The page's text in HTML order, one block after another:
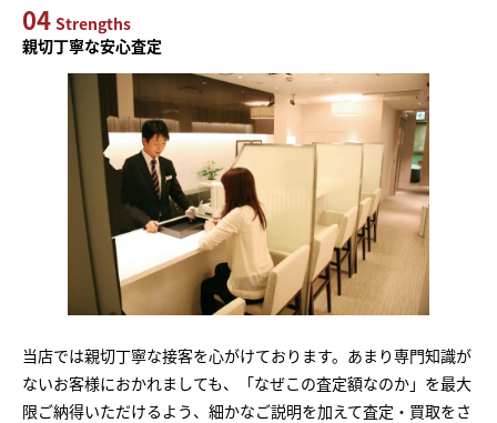
04 Strengths
親切丁寧な安心査定
当店では親切丁寧な接客を心がけております。あまり専門知識が
ないお客様におかれましても、「なぜこの査定額なのか」を最大
限ご納得いただけるよう、細かなご説明を加えて査定・買取をさ